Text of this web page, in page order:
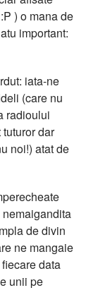
) o mana de
important:
iata-ne
(care nu
radioului
dar
noi!) atat de
de divin
ne mangaie
data
unii pe